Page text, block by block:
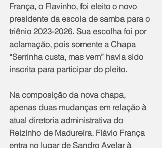
França, o Flavinho, foi eleito o novo
presidente da escola de samba para o
triênio 2023-2026. Sua escolha foi por
aclamação, pois somente a Chapa
“Serrinha custa, mas vem” havia sido
inscrita para participar do pleito.
Na composição da nova chapa,
apenas duas mudanças em relação à
atual diretoria administrativa do
Reizinho de Madureira. Flávio França
entra no lugar de Sandro Avelar à